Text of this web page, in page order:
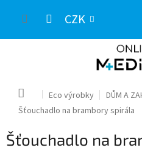
CZK
Domů Eco výrobky DŮM A
Šťouchadlo na brambory spirála
Šťouchadlo na